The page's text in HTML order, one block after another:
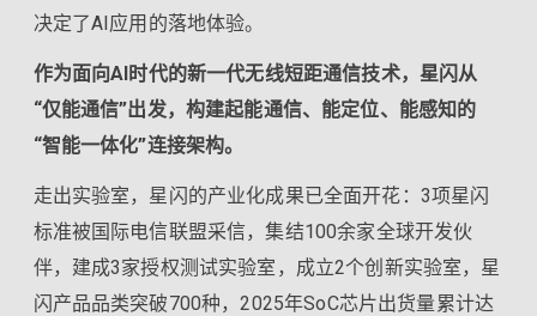
决定了AI应用的落地体验。
作为面向AI时代的新一代无线短距通信技术，星闪从
“仅能通信”出发，构建起能通信、能定位、能感知的
“智能一体化”连接架构。
走出实验室，星闪的产业化成果已全面开花：3项星闪
标准被国际电信联盟采信，集结100余家全球开发伙
伴，建成3家授权测试实验室，成立2个创新实验室，星
闪产品品类突破700种，2025年SoC芯片出货量累计达